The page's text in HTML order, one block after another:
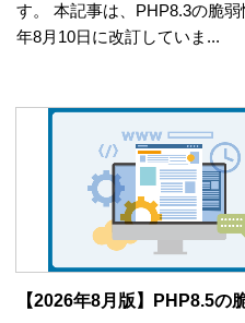
す。 本記事は、PHP8.3の脆
年8月10日に改訂していま...
【2026年8月版】PHP8.5の